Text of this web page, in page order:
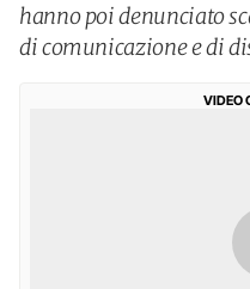
hanno poi denunciato
di comunicazione e di
VIDEO